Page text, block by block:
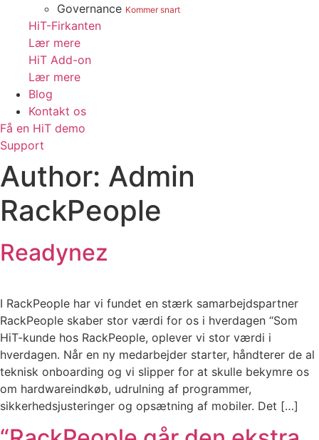
Governance Kommer snart
HiT-Firkanten
Lær mere
HiT Add-on
Lær mere
Blog
Kontakt os
Få en HiT demo
Support
Author: Admin
RackPeople
Readynez
I RackPeople har vi fundet en stærk samarbejdspartner
RackPeople skaber stor værdi for os i hverdagen “Som
HiT-kunde hos RackPeople, oplever vi stor værdi i
hverdagen. Når en ny medarbejder starter, håndterer de al
teknisk onboarding og vi slipper for at skulle bekymre os
om hardwareindkøb, udrulning af programmer,
sikkerhedsjusteringer og opsætning af mobiler. Det […]